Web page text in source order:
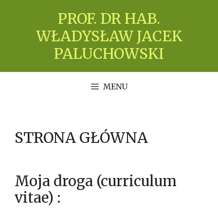
PROF. DR HAB.
WŁADYSŁAW JACEK
PALUCHOWSKI
MENU
STRONA GŁÓWNA
Moja droga (curriculum
vitae) :